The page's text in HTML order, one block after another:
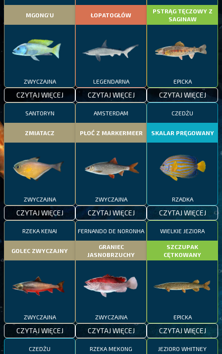
MGONG'U
ZWYCZAJNA
CZYTAJ WIĘCEJ
ŁOPATOGŁÓW
LEGENDARNA
CZYTAJ WIĘCEJ
PSTRĄG TĘCZOWY Z
SAGINAW
EPICKA
CZYTAJ WIĘCEJ
SANTORYN
ZMIATACZ
ZWYCZAJNA
CZYTAJ WIĘCEJ
AMSTERDAM
PŁOĆ Z MARKERMEER
ZWYCZAJNA
CZYTAJ WIĘCEJ
CZEDŻU
SKALAR PRĘGOWANY
RZADKA
CZYTAJ WIĘCEJ
RZEKA KENAI
GOLEC ZWYCZAJNY
ZWYCZAJNA
CZYTAJ WIĘCEJ
FERNANDO DE NORONHA
GRANIEC
JASNOBRZUCHY
ZWYCZAJNA
CZYTAJ WIĘCEJ
WIELKIE JEZIORA
SZCZUPAK
CĘTKOWANY
EPICKA
CZYTAJ WIĘCEJ
CZEDŻU RZEKA MEKONG JEZIORO WHITNEY